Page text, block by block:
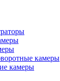
камеры
камеры